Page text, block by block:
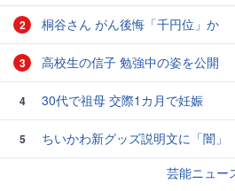
2 桐谷さん がん後悔「千円位」か
3 高校生の信子 勉強中の姿を公開
4 30代で祖母 交際1カ月で妊娠
5
ちいかわ新グッズ説明文に「闇」
芸能ニュー